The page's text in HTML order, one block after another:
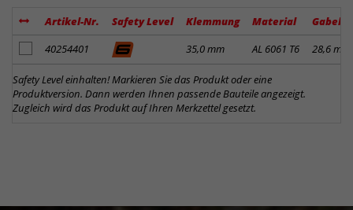
Artikel-Nr. Safety Level Klemmung Material
Artikel zum Merkzettel hinzufügen
40254401 35,0 mm AL 6061 T6 28,6 mm
Safety Level einhalten! Markieren Sie das Produkt oder eine
Produktversion. Dann werden Ihnen passende Bauteile angezeigt.
Zugleich wird das Produkt auf Ihren Merkzettel gesetzt.